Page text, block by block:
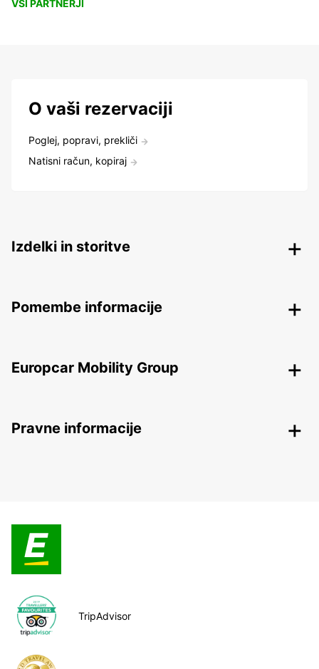
VSI PARTNERJI
O vaši rezervaciji
Poglej, popravi, prekliči
Natisni račun, kopiraj
Izdelki in storitve
Pomembe informacije
Europcar Mobility Group
Pravne informacije
TripAdvisor